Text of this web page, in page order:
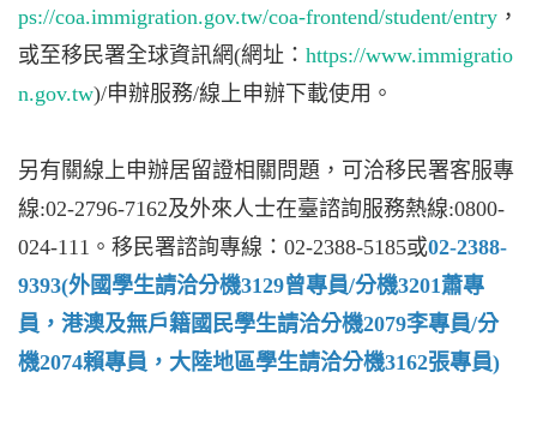
ps://coa.immigration.gov.tw/coa-frontend/student/entry ，
或至移民署全球資訊網(網址： https://www.immigratio
n.gov.tw)/申辦服務/線上申辦下載使用。
另有關線上申辦居留證相關問題，可洽移民署客服專
線:02-2796-7162及外來人士在臺諮詢服務熱線:0800-
024-111。移民署諮詢專線：02-2388-5185或02-2388-
9393(外國學生請洽分機3129曾專員/分機3201蕭專
員，港澳及無戶籍國民學生請洽分機2079李專員/分
機2074賴專員，大陸地區學生請洽分機3162張專員)